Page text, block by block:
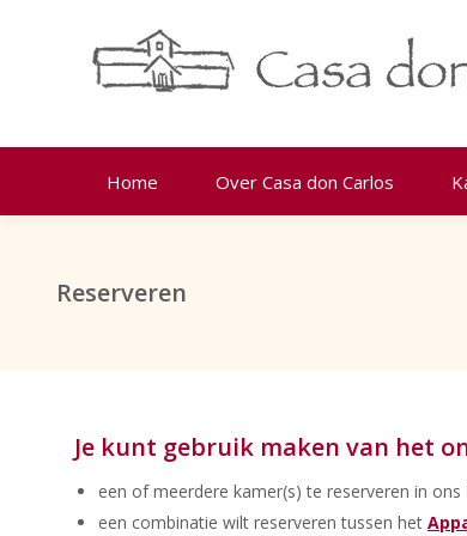
Home Over Casa don Carlos
Reserveren
Je kunt gebruik maken van het
een of meerdere kamer(s) te reserveren in ons
een combinatie wilt reserveren tussen het